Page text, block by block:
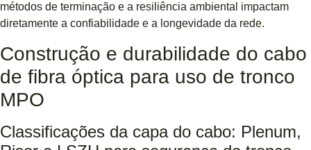
métodos de terminação e a resiliência ambiental impactam
diretamente a confiabilidade e a longevidade da rede.
Construção e durabilidade do cabo
de fibra óptica para uso de tronco
MPO
Classificações da capa do cabo: Plenum,